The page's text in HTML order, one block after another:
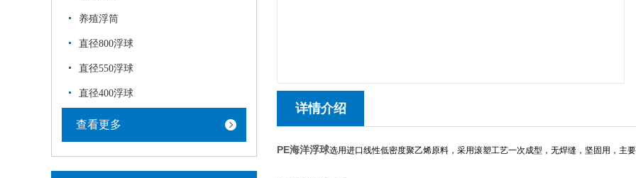
养殖浮筒
直径800浮球
直径550浮球
直径400浮球
查看更多
详情介绍
PE海洋浮球选用进口线性低密度聚乙烯原料，采用滚塑工艺一次成型，无焊缝，坚固用，主